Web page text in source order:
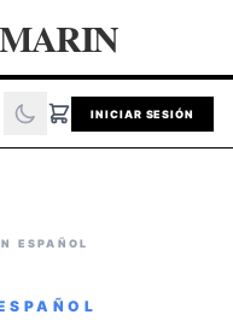
INICIAR SESIÓN
ESPAÑOL